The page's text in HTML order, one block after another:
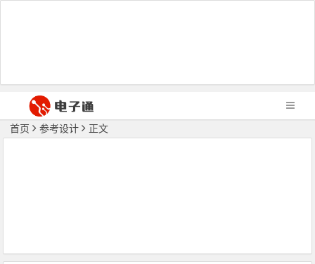
首页 参考设计 正文